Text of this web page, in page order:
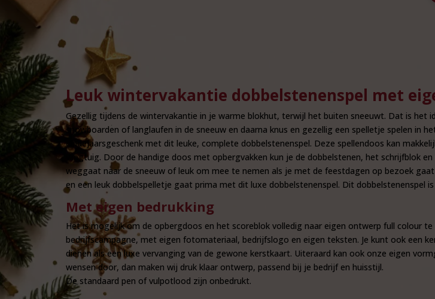
Leuk wintervakantie dobbelstenenspel met
Gezellig tijdens de wintervakantie in je warme blokhut, terwijl het buiten sneeuwt. Dat is het
snowboarden of langlaufen in de sneeuw en daarna knus en gezellig een spelletje spelen in
eindejaarsgeschenk met dit leuke, complete dobbelstenenspel. Deze spellendoos kan
vliegtuig. Door de handige doos met opbergvakken kun je de dobbelstenen, het schrijfblok
weggaat naar de sneeuw of leuk om mee te nemen als je met de feestdagen op bezoek
en een leuk dobbelspelletje gaat prima met dit luxe dobbelstenenspel. Dit dobbelstenenspel
Met eigen bedrukking
Het is mogelijk om de opbergdoos en het scoreblok volledig naar eigen ontwerp full colour
bedrijfscampagne, met eigen fotomateriaal, bedrijfslogo en eigen teksten. Je kunt ook een
dienen als een luxe vervanging van de gewone kerstkaart. Uiteraard kan ook onze eigen
wensen door, dan maken wij druk klaar ontwerp, passend bij je bedrijf en huisstijl.
De standaard pen of vulpotlood zijn onbedrukt.